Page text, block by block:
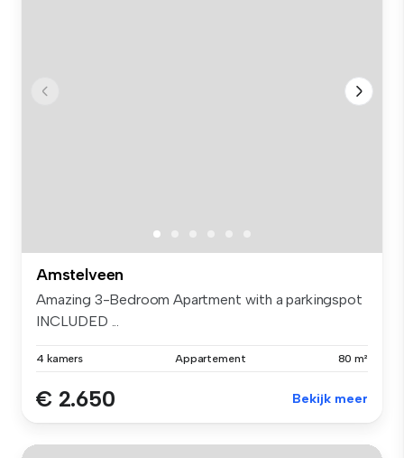
Amstelveen
Amazing 3-Bedroom Apartment with a parkingspot
INCLUDED ...
4 kamers Appartement 80 m²
€ 2.650 Bekijk meer